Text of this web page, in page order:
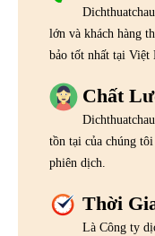
lớn và khách hàng
bảo tốt nhất tại Việt
Chất
tồn tại của chúng
phiên dịch.
Thời
Là Công ty